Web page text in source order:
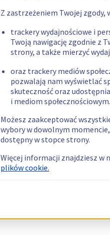
Z zastrzeżeniem Twojej zgody,
trackery wydajnościowe i
Twoją nawigację zgodnie z
strony, a także mierzyć
oraz trackery mediów
pozwalają nam wyświetlać
skuteczność oraz
i mediom społecznościowym.
Możesz zaakceptować
wybory w dowolnym
dostępny w stopce strony.
Więcej informacji znajdziesz w
plików cookie.